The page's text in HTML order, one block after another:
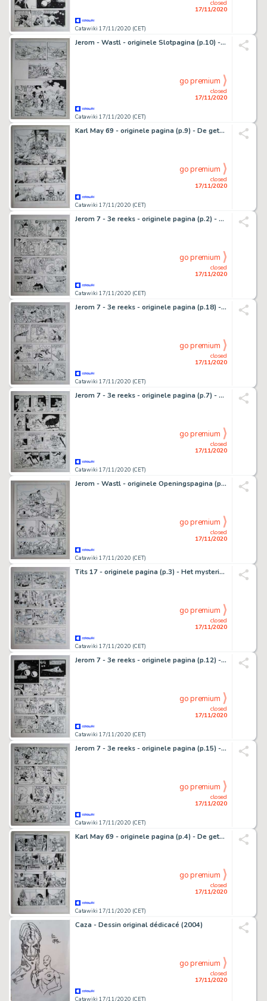
Catawiki 17/11/2020 (CET)
closed
17/11/2020
Jerom - Wastl - originele Slotpagina (p.10) - Einde - De piraten van Islas Hedas - Der Wellenstrolch von RocapÃ¤ngo
Catawiki 17/11/2020 (CET)
closed
17/11/2020
go premium
Karl May 69 - originele pagina (p.9) - De getuige - (1981)
Catawiki 17/11/2020 (CET)
closed
17/11/2020
go premium
Jerom 7 - 3e reeks - originele pagina (p.2) - De elfenplaneet - (1983)
Catawiki 17/11/2020 (CET)
closed
17/11/2020
go premium
Jerom 7 - 3e reeks - originele pagina (p.18) - De elfenplaneet - (1983)
Catawiki 17/11/2020 (CET)
closed
17/11/2020
go premium
Jerom 7 - 3e reeks - originele pagina (p.7) - De elfenplaneet - (1983)
Catawiki 17/11/2020 (CET)
closed
17/11/2020
go premium
Jerom - Wastl - originele Openingspagina (p.1) - De kleppende klokken - Symphonie fÃ¼r Glockenklauer
Catawiki 17/11/2020 (CET)
closed
17/11/2020
go premium
Tits 17 - originele pagina (p.3) - Het mysterieuze parelsnoer - (1982)
Catawiki 17/11/2020 (CET)
closed
17/11/2020
go premium
Jerom 7 - 3e reeks - originele pagina (p.12) - De elfenplaneet - (1983)
Catawiki 17/11/2020 (CET)
closed
17/11/2020
go premium
Jerom 7 - 3e reeks - originele pagina (p.15) - De elfenplaneet - (1983)
Catawiki 17/11/2020 (CET)
closed
17/11/2020
go premium
Karl May 69 - originele pagina (p.4) - De getuige - (1981)
Catawiki 17/11/2020 (CET)
closed
17/11/2020
go premium
Caza - Dessin original dédicacé (2004)
Catawiki 17/11/2020 (CET)
closed
17/11/2020
go premium